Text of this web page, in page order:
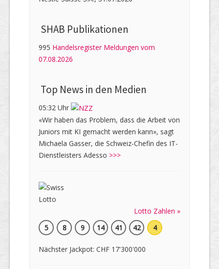
SHAB Publi­kati­onen
995 Handelsregister Meldungen vom
07.08.2026
Top News in den Medien
05:32 Uhr
«Wir haben das Problem, dass die Arbeit von
Juniors mit KI gemacht werden kann», sagt
Michaela Gasser, die Schweiz-Chefin des IT-
Dienstleisters Adesso >>>
Lotto Zahlen »
5
8 9 14 41 42 4
Nächster Jackpot: CHF 17'300'000